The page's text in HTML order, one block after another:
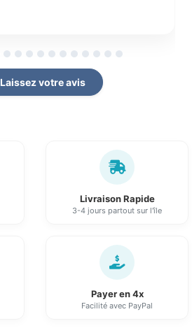
Laissez votre avis
Livraison Rapide
3-4 jours partout sur l'île
Payer en 4x
Facilité avec PayPal